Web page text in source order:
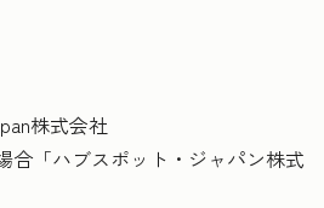
株式会社
ブスポット・ジャパン株式